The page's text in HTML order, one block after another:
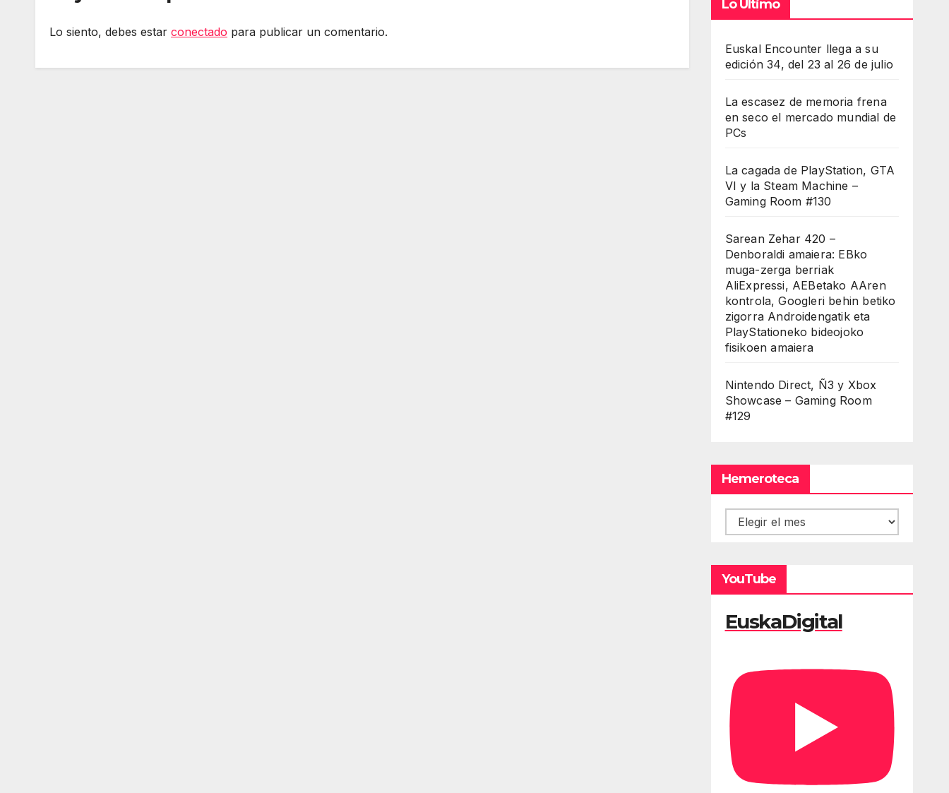
Lo siento, debes estar conectado para publicar un comentario.
Lo Último
Euskal Encounter llega a su
edición 34, del 23 al 26 de julio
La escasez de memoria frena
en seco el mercado mundial de
PCs
La cagada de PlayStation, GTA
VI y la Steam Machine –
Gaming Room #130
Sarean Zehar 420 –
Denboraldi amaiera: EBko
muga-zerga berriak
AliExpressi, AEBetako AAren
kontrola, Googleri behin betiko
zigorra Androidengatik eta
PlayStationeko bideojoko
fisikoen amaiera
Nintendo Direct, Ñ3 y Xbox
Showcase – Gaming Room
#129
Hemeroteca
Hemeroteca
YouTube
EuskaDigital